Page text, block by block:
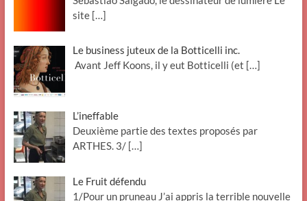
site […]
Le business juteux de la Botticelli inc.
Avant Jeff Koons, il y eut Botticelli (et […]
L’ineffable
Deuxième partie des textes proposés par
ARTHES. 3/ […]
Le Fruit défendu
1/Pour un pruneau J’ai appris la terrible nouvelle